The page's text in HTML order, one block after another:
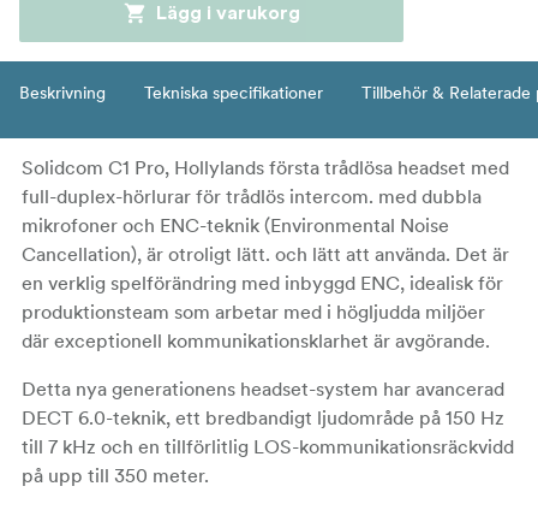
Lägg i varukorg
Beskrivning Tekniska specifikationer Tillbehör & Relaterade
Solidcom C1 Pro, Hollylands första trådlösa headset med
full-duplex-hörlurar för trådlös intercom. med dubbla
mikrofoner och ENC-teknik (Environmental Noise
Cancellation), är otroligt lätt. och lätt att använda. Det är
en verklig spelförändring med inbyggd ENC, idealisk för
produktionsteam som arbetar med i högljudda miljöer
där exceptionell kommunikationsklarhet är avgörande.
Detta nya generationens headset-system har avancerad
DECT 6.0-teknik, ett bredbandigt ljudområde på 150 Hz
till 7 kHz och en tillförlitlig LOS-kommunikationsräckvidd
på upp till 350 meter.